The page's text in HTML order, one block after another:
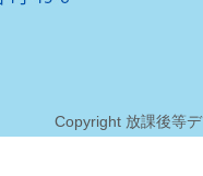
Copyright 放課後等